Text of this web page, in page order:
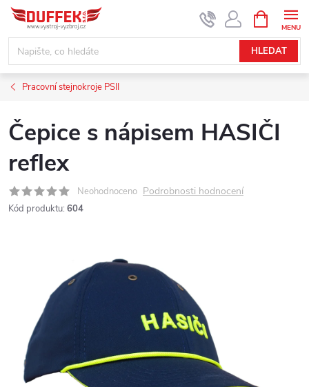
Přejít
obsah
HLEDAT
NÁKUPNÍ
KOŠÍK
Pracovní stejnokroje PSII
Čepice s nápisem HASIČI
reflex
Neohodnoceno Podrobnosti hodnocení
Kód produktu: 604